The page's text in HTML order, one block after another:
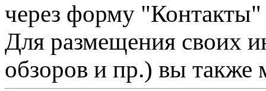
через форму "Контакты"
Для размещения своих
обзоров и пр.) вы также